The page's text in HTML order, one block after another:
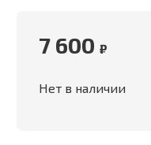
7 600 ₽
Нет в наличии